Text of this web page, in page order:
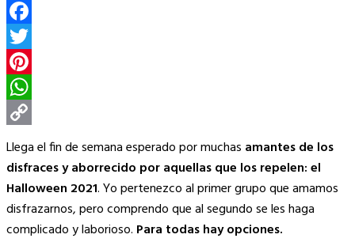
Facebook
Twitter
Pinterest
WhatsApp
Copy
Link
Llega el fin de semana esperado por muchas amantes de los
disfraces y aborrecido por aquellas que los repelen: el
Halloween 2021. Yo pertenezco al primer grupo que amamos
disfrazarnos, pero comprendo que al segundo se les haga
complicado y laborioso. Para todas hay opciones.